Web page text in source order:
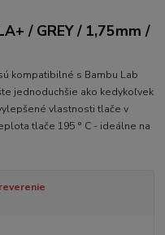
/ GREY / 1,75mm /
kompatibilné s Bambu Lab
jednoduchšie ako kedykoľvek
vlastnosti tlače v
tlače 195 ° C - ideálne na